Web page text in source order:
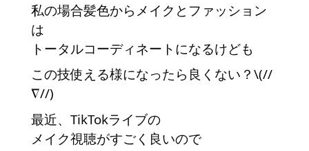
私の場合髪色からメイクとファッション
は
トータルコーディネートになるけども
この技使える様になったら良くない？\(//
∇//)
最近、TikTokライブの
メイク視聴がすごく良いので